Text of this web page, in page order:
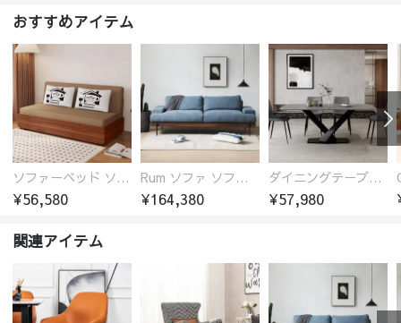
おすすめアイテム
ソファーベッド ソファベッド 2人 3人掛け 「幅100～180cm」ソファー ソファーベッド 1人掛け 2人掛け 3人掛け 収納付き 北欧 コンパクト-fsx-1005
¥56,580
Rum ソファ ソファー おしゃれ 1人掛け～4人掛け ウォールナットorオーク材フレーム 西海岸風 肘掛
¥164,380
ダイニングテーブル おしゃれ セラミック天板 大理石柄 食卓 4人用 4人 6人 140cm 160cm 180cm 耐久性 耐熱 食事テーブル
¥57,980
関連アイテム